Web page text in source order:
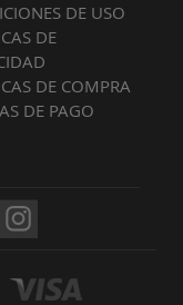
DE USO
DE
DE COMPRA
DE PAGO